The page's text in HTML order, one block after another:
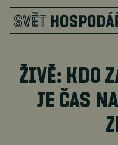
ŽIVĚ: KDO
JE ČAS